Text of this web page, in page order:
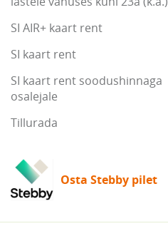
SI AIR+ kaart rent
SI kaart rent
SI kaart rent soodushinnaga
osalejale
Tillurada
Osta Stebby pilet